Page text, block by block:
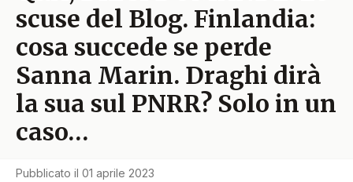
scuse del Blog. Finlandia:
cosa succede se perde
Sanna Marin. Draghi dirà
la sua sul PNRR? Solo in un
caso…
Pubblicato il 01 aprile 2023